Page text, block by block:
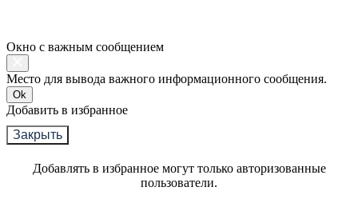
Окно с важным сообщением
Место для вывода важного информационного сообщения.
Ok
Добавить в избранное
Закрыть
Добавлять в избранное могут только авторизованные
пользователи.